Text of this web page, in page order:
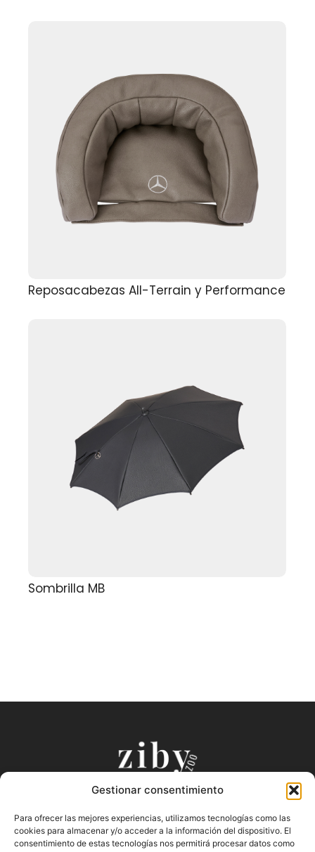
Gestionar consentimiento
Para ofrecer las mejores experiencias, utilizamos tecnologías como las
cookies para almacenar y/o acceder a la información del dispositivo. El
consentimiento de estas tecnologías nos permitirá procesar datos como
Reposacabezas All-Terrain y Performance
Sombrilla MB
Preguntas Frecuentes
Términos y Condiciones
Nuestra Historia
Blog